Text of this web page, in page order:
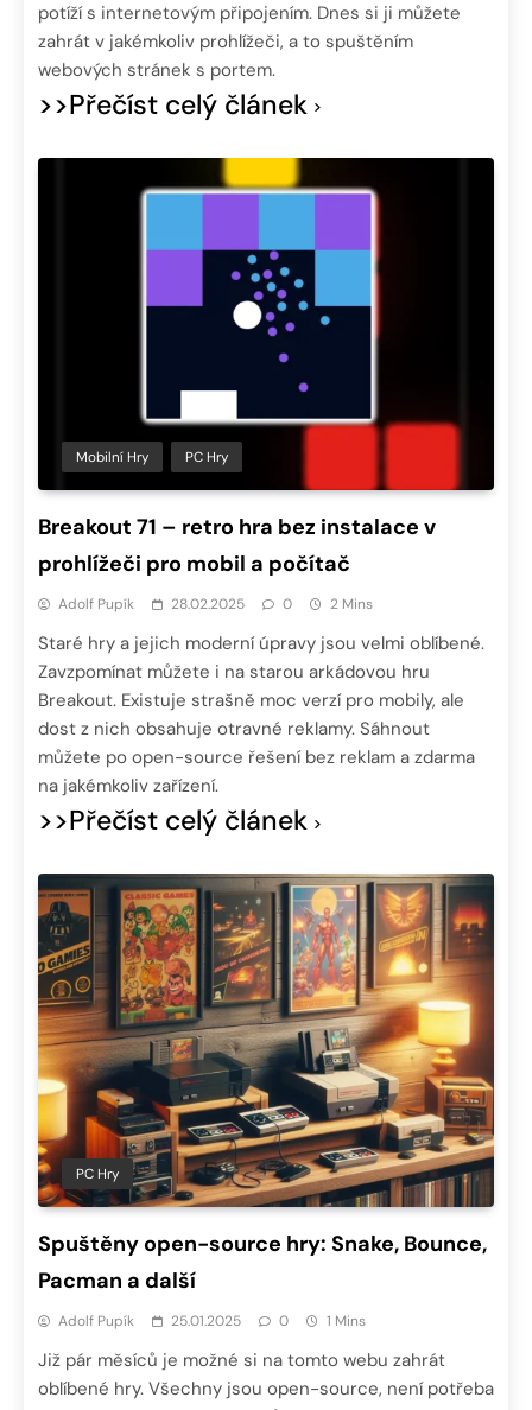
potíží s internetovým připojením. Dnes si ji můžete
zahrát v jakémkoliv prohlížeči, a to spuštěním
webových stránek s portem.
>>Přečíst celý článek
Mobilní Hry PC Hry
Breakout 71 – retro hra bez instalace v
prohlížeči pro mobil a počítač
Adolf Pupík 28.02.2025 0 2 Mins
Staré hry a jejich moderní úpravy jsou velmi oblíbené.
Zavzpomínat můžete i na starou arkádovou hru
Breakout. Existuje strašně moc verzí pro mobily, ale
dost z nich obsahuje otravné reklamy. Sáhnout
můžete po open-source řešení bez reklam a zdarma
na jakémkoliv zařízení.
>>Přečíst celý článek
PC Hry
Spuštěny open-source hry: Snake, Bounce,
Pacman a další
Adolf Pupík 25.01.2025 0 1 Mins
Již pár měsíců je možné si na tomto webu zahrát
oblíbené hry. Všechny jsou open-source, není potřeba